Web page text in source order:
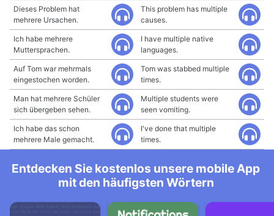
Dieses Problem hat
mehrere Ursachen.
This problem has multiple
causes.
Ich habe mehrere
Muttersprachen.
I have multiple native
languages.
Auf Tom war mehrmals
eingestochen worden.
Tom was stabbed multiple
times.
Man hat mehrere Schüler
sich übergeben sehen.
Multiple students were
seen vomiting.
Ich habe das schon
mehrere Male gemacht.
I've done that multiple
times.
Entdecken Sie kostenlos unsere mobile App
mit den häufigsten Wörtern